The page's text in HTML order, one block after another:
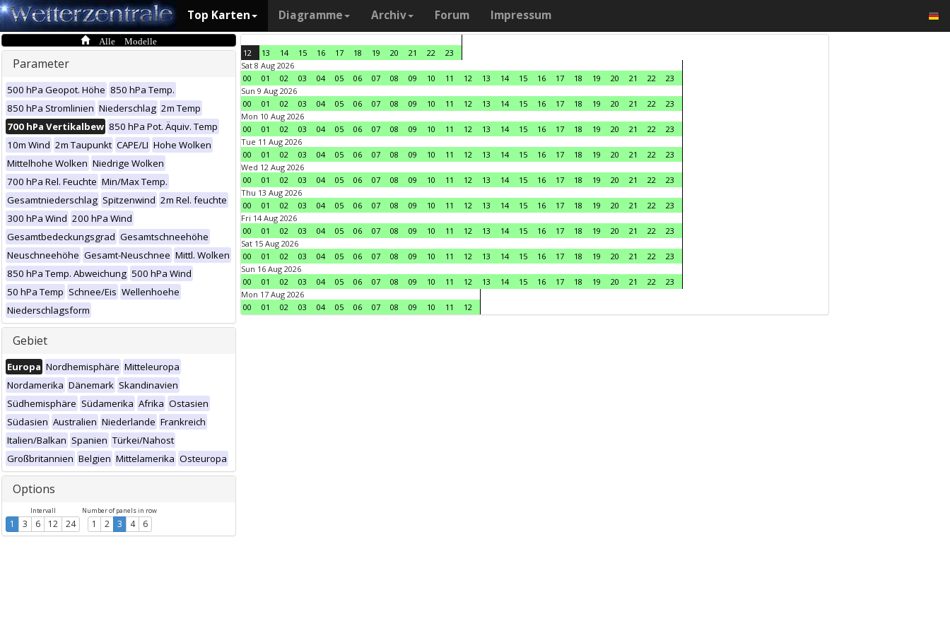
Top Karten Diagramme Archiv Forum Impressum
Alle Modelle
Parameter
500 hPa Geopot. Höhe 850 hPa Temp.
850 hPa Stromlinien Niederschlag 2m Temp
700 hPa Vertikalbew 850 hPa Pot. Äquiv. Temp
10m Wind 2m Taupunkt CAPE/LI Hohe Wolken
Mittelhohe Wolken Niedrige Wolken
700 hPa Rel. Feuchte Min/Max Temp.
Gesamtniederschlag Spitzenwind 2m Rel. feuchte
300 hPa Wind 200 hPa Wind
Gesamtbedeckungsgrad Gesamtschneehöhe
Neuschneehöhe Gesamt-Neuschnee Mittl. Wolken
850 hPa Temp. Abweichung 500 hPa Wind
50 hPa Temp Schnee/Eis Wellenhoehe
Niederschlagsform
Gebiet
Europa Nordhemisphäre Mitteleuropa
Nordamerika Dänemark Skandinavien
Südhemisphäre Südamerika Afrika Ostasien
Südasien Australien Niederlande Frankreich
Italien/Balkan Spanien Türkei/Nahost
Großbritannien Belgien Mittelamerika Osteuropa
Options
Intervall
1 3 6 12 24
Number of panels in row
1 2 3 4 6
12 13 14 15 16 17 18 19 20 21 22
23
Sat 8 Aug 2026
00
01 02 03 04 05 06 07 08 09 10 11 12 13 14 15 16 17 18 19 20 21 22
23
Sun 9 Aug 2026
00
01 02 03 04 05 06 07 08 09 10 11 12 13 14 15 16 17 18 19 20 21 22
23
Mon 10 Aug 2026
00
01 02 03 04 05 06 07 08 09 10 11 12 13 14 15 16 17 18 19 20 21 22
23
Tue 11 Aug 2026
00
01 02 03 04 05 06 07 08 09 10 11 12 13 14 15 16 17 18 19 20 21 22
23
Wed 12 Aug 2026
00
01 02 03 04 05 06 07 08 09 10 11 12 13 14 15 16 17 18 19 20 21 22
23
Thu 13 Aug 2026
00
01 02 03 04 05 06 07 08 09 10 11 12 13 14 15 16 17 18 19 20 21 22
23
Fri 14 Aug 2026
00
01 02 03 04 05 06 07 08 09 10 11 12 13 14 15 16 17 18 19 20 21 22
23
Sat 15 Aug 2026
00
01 02 03 04 05 06 07 08 09 10 11 12 13 14 15 16 17 18 19 20 21 22
23
Sun 16 Aug 2026
00
01 02 03 04 05 06 07 08 09 10 11 12 13 14 15 16 17 18 19 20 21 22
23
Mon 17 Aug 2026
00
01 02 03 04 05 06 07 08 09 10 11 12